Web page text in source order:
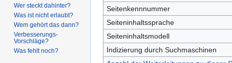
Seitenkennnummer
Seiteninhaltssprache
Seiteninhaltsmodell
Indizierung durch Suchmaschinen
Wer steckt dahinter?
Was ist nicht erlaubt?
Wem gehört das dann?
Verbesserungs-
Vorschläge?
Was fehlt noch?